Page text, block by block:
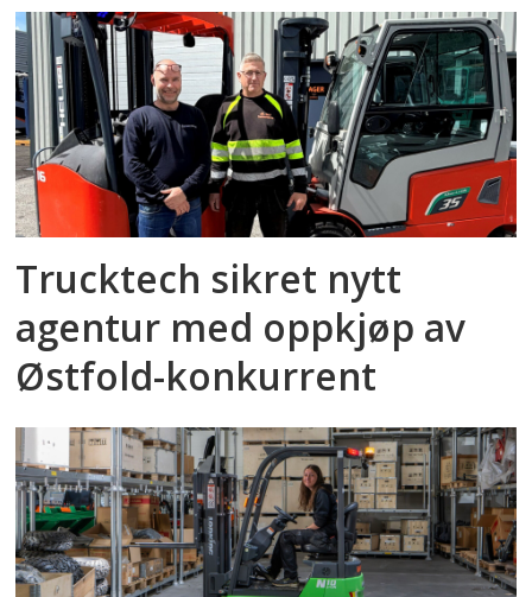
Trucktech sikret nytt
agentur med oppkjøp av
Østfold-konkurrent